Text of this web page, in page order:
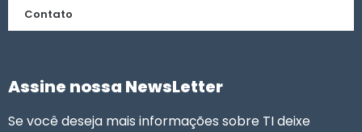
Contato
Assine nossa NewsLetter
Se você deseja mais informações sobre TI deixe